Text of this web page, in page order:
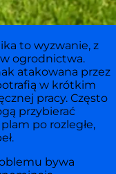
to wyzwanie, z
ogrodnictwa.
atakowana przez
w krótkim
pracy. Często
przybierać
po rozległe,
bywa